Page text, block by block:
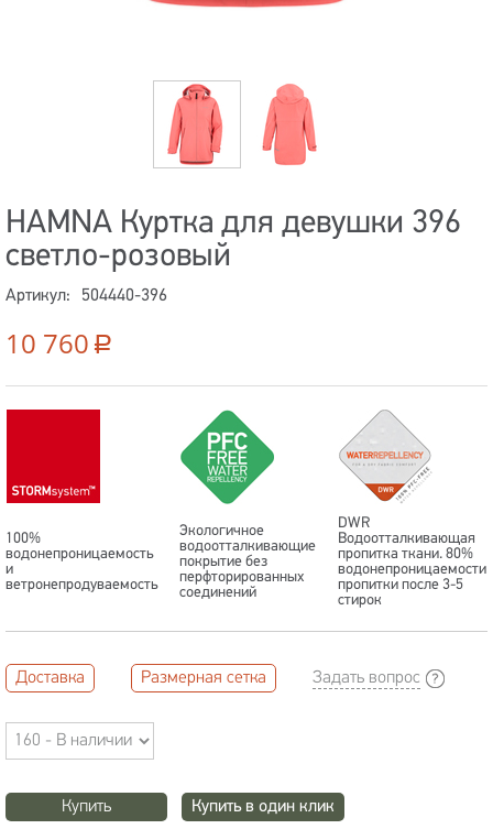
HAMNA Куртка для девушки 396
светло-розовый
Артикул: 504440-396
10 760 Р
100%
водонепроницаемость
и
ветронепродуваемость
Экологичное
водоотталкивающие
покрытие без
перфторированных
соединений
DWR
Водоотталкивающая
пропитка ткани. 80%
водонепроницаемости
пропитки после 3-5
стирок
Доставка Размерная сетка Задать вопрос
Купить Купить в один клик